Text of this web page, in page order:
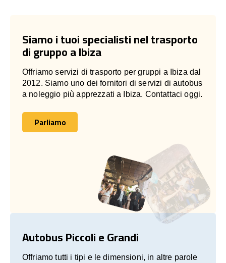
Siamo i tuoi specialisti nel trasporto
di gruppo a Ibiza
Offriamo servizi di trasporto per gruppi a Ibiza dal
2012. Siamo uno dei fornitori di servizi di autobus
a noleggio più apprezzati a Ibiza. Contattaci oggi.
Parliamo
Parliamo
Autobus Piccoli e Grandi
Offriamo tutti i tipi e le dimensioni, in altre parole